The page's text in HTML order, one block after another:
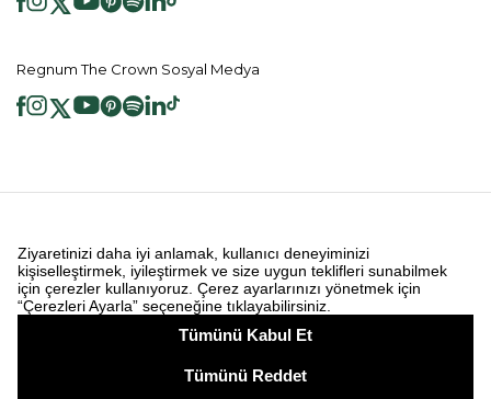
Regnum The Crown Sosyal Medya
2026 ® Regnum Hotels. Tüm hakları saklıdır.